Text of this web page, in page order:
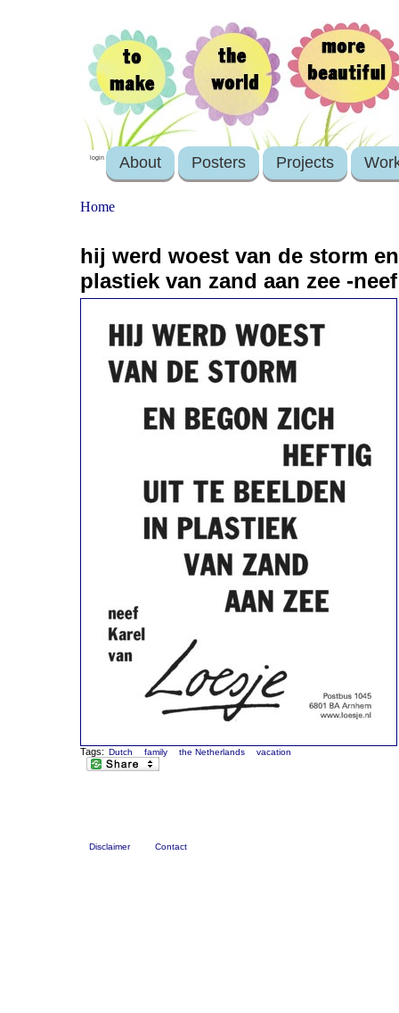
login About Posters Projects
Home
hij werd woest van de storm
plastiek van zand aan zee -
Tags: Dutch family the Netherlands vacation
Disclaimer Contact